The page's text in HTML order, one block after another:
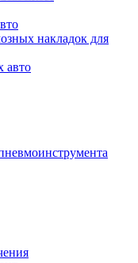
накладок для
авто